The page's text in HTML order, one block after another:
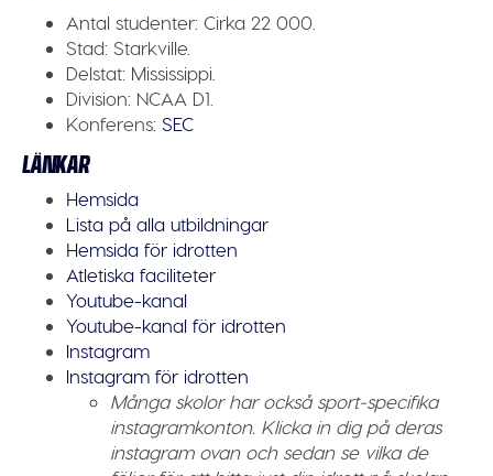
Antal studenter:Cirka 22 000.
Stad: Starkville.
Delstat: Mississippi.
Division: NCAA D1.
Konferens: SEC
LÄNKAR
Hemsida
Lista på alla utbildningar
Hemsida för idrotten
Atletiska faciliteter
Youtube-kanal
Youtube-kanal för idrotten
Instagram
Instagram för idrotten
Många skolor har också sport-specifika
instagramkonton. Klicka in dig på deras
instagram ovan och sedan se vilka de